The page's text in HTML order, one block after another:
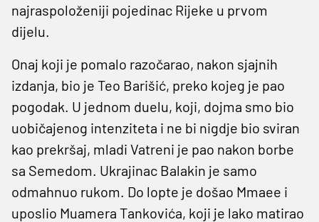
najraspoloženiji pojedinac Rijeke u prvom
dijelu.
Onaj koji je pomalo razočarao, nakon sjajnih
izdanja, bio je Teo Barišić, preko kojeg je pao
pogodak. U jednom duelu, koji, dojma smo bio
uobičajenog intenziteta i ne bi nigdje bio sviran
kao prekršaj, mladi Vatreni je pao nakon borbe
sa Semedom. Ukrajinac Balakin je samo
odmahnuo rukom. Do lopte je došao Mmaee i
uposlio Muamera Tankovića, koji je lako matirao